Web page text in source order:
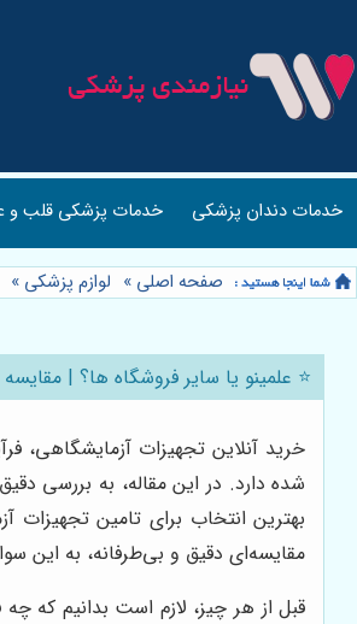
خدمات دندان پزشکی خدمات پزشکی قلب و
صفحه اصلی » لوازم پزشکی »
⭐️ علمینو یا سایر فروشگاه ها؟ |
خرید آنلاین تجهیزات آزمایشگاهی،
شده دارد. در این مقاله، به بررسی
بهترین انتخاب برای تامین تجهیزات
مقایسه‌ای دقیق و بی‌طرفانه، به این
قبل از هر چیز، لازم است بدانیم که